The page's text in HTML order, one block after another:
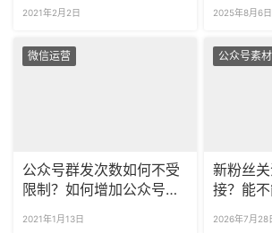
2021年2月2日 2025年8月6日
微信运营
公众号群发次数如何不受
限制？如何增加公众号群
2021年1月13日
公众号素材
新粉丝
接？能
2026年7月28